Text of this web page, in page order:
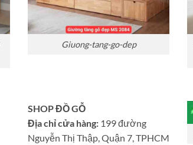
Giuong-tang-go-dep
SHOP ĐỒ GỖ
Địa chỉ cửa hàng: 199 đường
Nguyễn Thị Thập, Quận 7, TPHCM